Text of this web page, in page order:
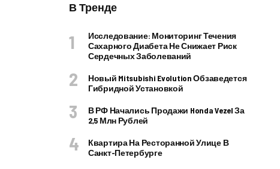
В Тренде
Исследование: Мониторинг Течения
Сахарного Диабета Не Снижает Риск
Сердечных Заболеваний
Новый Mitsubishi Evolution Обзаведется
Гибридной Установкой
В РФ Начались Продажи Honda Vezel За
2,5 Млн Рублей
Квартира На Ресторанной Улице В
Санкт-Петербурге